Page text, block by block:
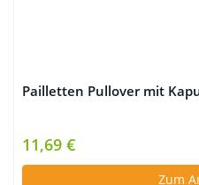
Pailletten Pullover mit
11,69 €
Zum